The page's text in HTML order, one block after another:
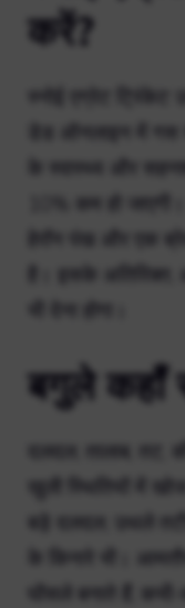
करें?
बगुले कहाँ
दलदल, तालाब, तट,
खुली स्थितियों में
बड़े दलदल, उथले
के किनारे भी।
घोंसले बनाते हैं,